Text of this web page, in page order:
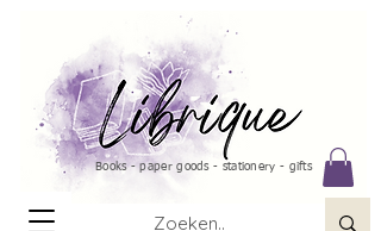
Books - paper goods - stationery - gifts